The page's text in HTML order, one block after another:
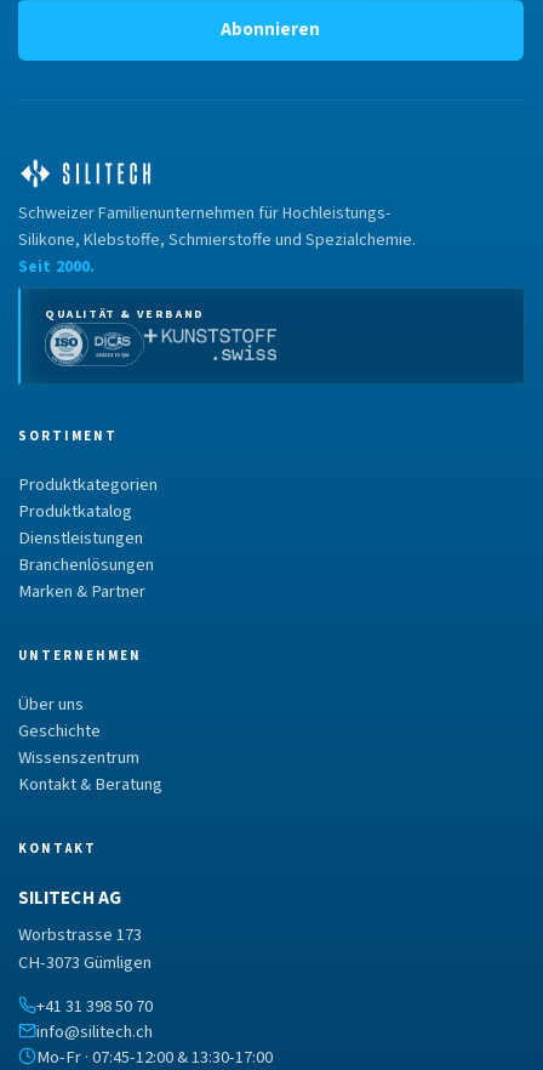
Abonnieren
Schweizer Familienunternehmen für Hochleistungs-
Silikone, Klebstoffe, Schmierstoffe und Spezialchemie.
Seit 2000.
QUALITÄT & VERBAND
SORTIMENT
Produktkategorien
Produktkatalog
Dienstleistungen
Branchenlösungen
Marken & Partner
UNTERNEHMEN
Über uns
Geschichte
Wissenszentrum
Kontakt & Beratung
KONTAKT
SILITECH AG
Worbstrasse 173
CH-3073 Gümligen
+41 31 398 50 70
info@silitech.ch
Mo-Fr · 07:45-12:00 & 13:30-17:00